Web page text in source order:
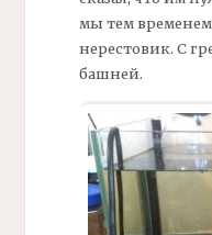
мы тем
нерестовик. С
башней.